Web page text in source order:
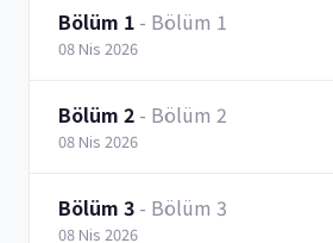
Bölüm 1 - Bölüm 1
08 Nis 2026
Bölüm 2 - Bölüm 2
08 Nis 2026
Bölüm 3 - Bölüm 3
08 Nis 2026